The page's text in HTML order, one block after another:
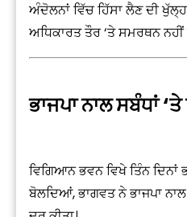
ਅੰਦੋਲਨਾਂ ਵਿੱਚ ਹਿੱਸਾ ਲੈਣ ਦੀ
ਅਧਿਕਾਰਤ ਤੌਰ ‘ਤੇ ਸਮਰਥਨ ਨਹੀਂ
ਭਾਜਪਾ ਨਾਲ ਸਬੰਧਾਂ
ਵਿਗਿਆਨ ਭਵਨ ਵਿਖੇ ਤਿੰਨ
ਬੋਲਦਿਆਂ, ਭਾਗਵਤ ਨੇ ਭਾਜਪਾ